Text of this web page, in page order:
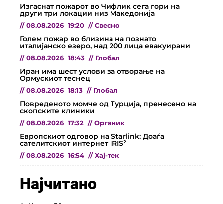
Изгаснат пожарот во Чифлик сега гори на
други три локации низ Македонија
// 08.08.2026 19:20 // Свесно
Голем пожар во близина на познато
италијанско езеро, над 200 лица евакуирани
// 08.08.2026 18:43 // Глобал
Иран има шест услови за отворање на
Ормускиот теснец
// 08.08.2026 18:13 // Глобал
Повреденото момче од Турција, пренесено на
скопските клиники
// 08.08.2026 17:32 // Органик
Европскиот одговор на Starlink: Доаѓа
сателитскиот интернет IRIS²
// 08.08.2026 16:54 // Хај-тек
Најчитано